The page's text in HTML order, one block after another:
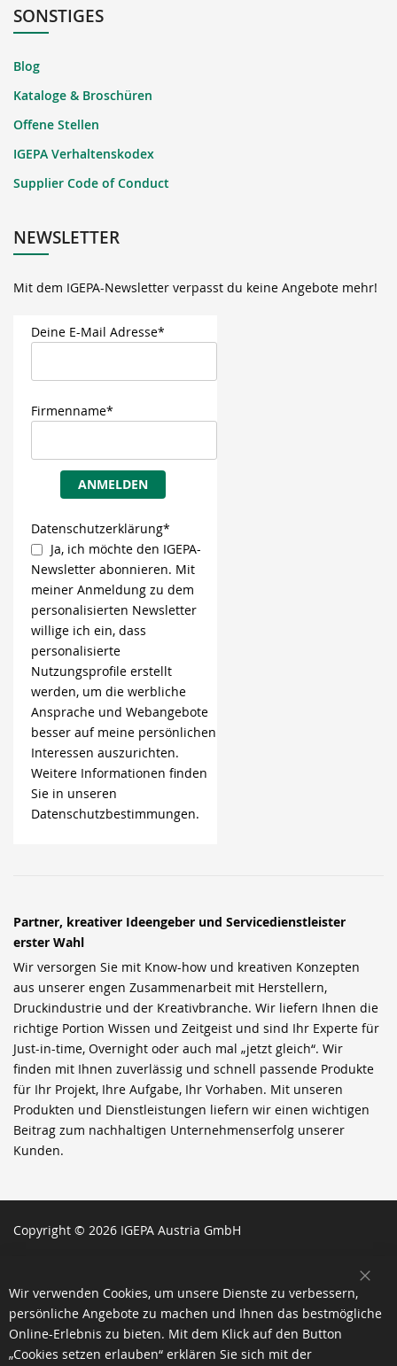
SONSTIGES
Blog
Kataloge & Broschüren
Offene Stellen
IGEPA Verhaltenskodex
Supplier Code of Conduct
NEWSLETTER
Mit dem IGEPA-Newsletter verpasst du keine Angebote mehr!
Deine E-Mail Adresse*
Firmenname*
ANMELDEN
Datenschutzerklärung*
Ja, ich möchte den IGEPA-
Newsletter abonnieren. Mit
meiner Anmeldung zu dem
personalisierten Newsletter
willige ich ein, dass
personalisierte
Nutzungsprofile erstellt
werden, um die werbliche
Ansprache und Webangebote
besser auf meine persönlichen
Interessen auszurichten.
Weitere Informationen finden
Sie in unseren
Datenschutzbestimmungen.
Partner, kreativer Ideengeber und Servicedienstleister
erster Wahl
Wir versorgen Sie mit Know-how und kreativen Konzepten
aus unserer engen Zusammenarbeit mit Herstellern,
Druckindustrie und der Kreativbranche. Wir liefern Ihnen die
richtige Portion Wissen und Zeitgeist und sind Ihr Experte für
Just-in-time, Overnight oder auch mal „jetzt gleich“. Wir
finden mit Ihnen zuverlässig und schnell passende Produkte
für Ihr Projekt, Ihre Aufgabe, Ihr Vorhaben. Mit unseren
Produkten und Dienstleistungen liefern wir einen wichtigen
Beitrag zum nachhaltigen Unternehmenserfolg unserer
Kunden.
Copyright © 2026 IGEPA Austria GmbH
Wir verwenden Cookies, um unsere Dienste zu verbessern,
persönliche Angebote zu machen und Ihnen das bestmögliche
Online-Erlebnis zu bieten. Mit dem Klick auf den Button
„Cookies setzen erlauben“ erklären Sie sich mit der